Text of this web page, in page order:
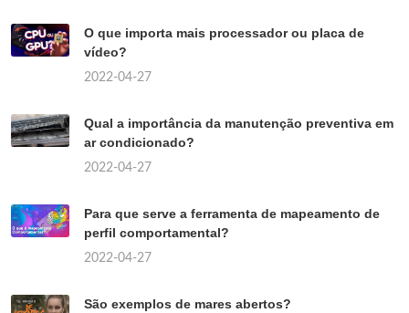
O que importa mais processador ou placa de
vídeo?
2022-04-27
Qual a importância da manutenção preventiva em
ar condicionado?
2022-04-27
Para que serve a ferramenta de mapeamento de
perfil comportamental?
2022-04-27
São exemplos de mares abertos?